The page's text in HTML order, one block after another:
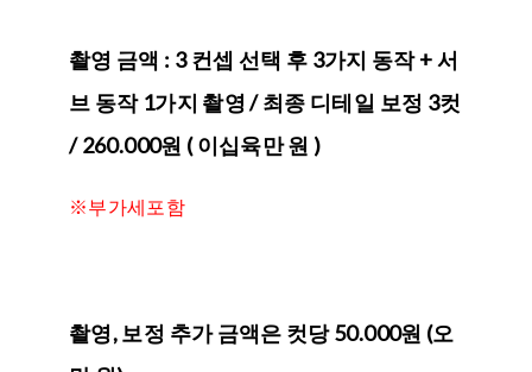
촬영 금액 : 3 컨셉 선택 후 3가지 동작 + 서
브 동작 1가지 촬영 / 최종 디테일 보정 3컷
/260.000원 ( 이십육만 원 )
※부가세포함
촬영, 보정 추가 금액은 컷당 50.000원 (오